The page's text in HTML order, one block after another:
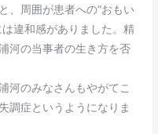
、周囲が患者への“おもい
違和感がありました。精
河の当事者の生き方を否
河のみなさんもやがてこ
調症というようになりま